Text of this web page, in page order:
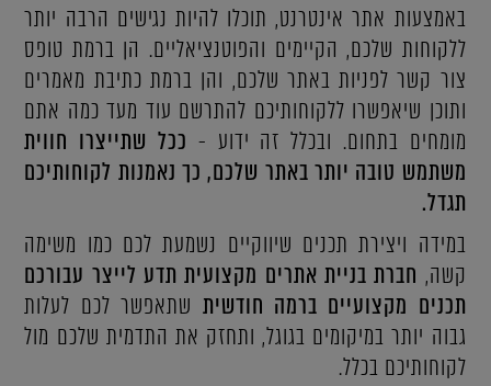
באמצעות אתר אינטרנט, תוכלו להיות נגישים הרבה יותר
ללקוחות שלכם, הקיימים והפוטנציאליים. הן ברמת טופס
צור קשר לפניות באתר שלכם, והן ברמת כתיבת מאמרים
ותוכן שיאפשרו ללקוחותיכם להתרשם עוד מעד כמה אתם
מומחים בתחום. ובכלל זה ידוע - ככל שתייצרו חווית
משתמש טובה יותר באתר שלכם, כך נאמנות לקוחותיכם
תגדל.
במידה ויצירת תכנים שיווקיים נשמעת לכם כמו משימה
קשה, חברת בניית אתרים מקצועית תדע לייצר עבורכם
תכנים מקצועיים ברמה חודשית שתאפשר לכם לעלות
גבוה יותר במיקומים בגוגל, ותחזק את התדמית שלכם מול
לקוחותיכם בכלל.